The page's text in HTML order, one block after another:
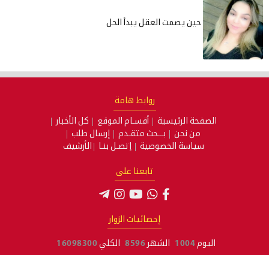
حين يصمت العقل يبدأ الحل
روابط هامة
الصفحة الرئيسية أقسـام الموقع
كل الأخبار
من نحن
بـــحث متقـدم
إرسال طلب
سياسة الخصوصية
إتصـل بنـا الأرشيف
تابعنا على
إحصائيات الزوار
اليوم 1004 الشهر 8596 الكلي 16098300